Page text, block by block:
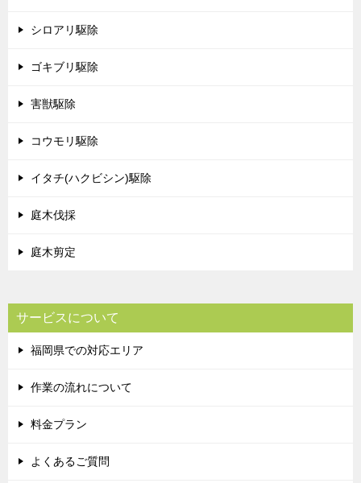
シロアリ駆除
ゴキブリ駆除
害獣駆除
コウモリ駆除
イタチ(ハクビシン)駆除
庭木伐採
庭木剪定
サービスについて
福岡県での対応エリア
作業の流れについて
料金プラン
よくあるご質問